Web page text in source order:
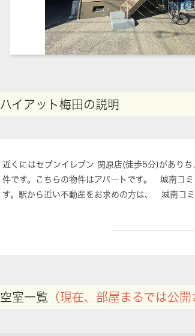
ハイアット梅田の説明
近くにはセブンイレブン 関原店(徒歩5分)があり
件です。こちらの物件はアパートです。 城南コ
す。駅から近い不動産をお求めの方は、 城南コミ
空室一覧 （現在、部屋まるでは公開